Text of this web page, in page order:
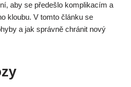
aby se předešlo komplikacím a
kloubu. V tomto článku se
a jak správně chránit nový